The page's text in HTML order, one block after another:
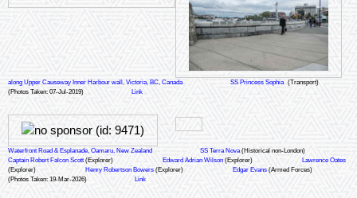
along Upper Causeway Inner Harbour wall, Victoria, BC, Canada SS Princess Sophia (Transport)
(Photos Taken: 07-Jul-2019)
Link
Waterfront Road & Esplanade, Oamaru, New Zealand SS Terra Nova(Historical non-London)
Captain Robert Falcon Scott(Explorer) Edward Adrian Wilson (Explorer)
Lawrence Oates
(Explorer)
Henry Robertson Bowers (Explorer) Edgar Evans (Armed Forces)
(Photos Taken: 19-Mar-2026)
Link